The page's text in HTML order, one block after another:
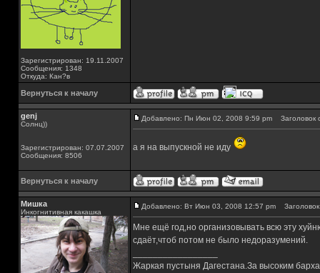
Зарегистрирован: 19.11.2007
Сообщения: 1348
Откуда: Кан?в
Вернуться к началу
genj
Солнц))
Зарегистрирован: 07.07.2007
Сообщения: 8506
Добавлено: Пн Июн 02, 2008 9:59 pm Заголовок
а я на выпускной не иду
Вернуться к началу
Мишка
Инкогнитивная какашка
Добавлено: Вт Июн 03, 2008 12:57 pm
Мне ещё год,но организовывать всю эту
сдаёт,чтоб потом не было недоразумений.
Жаркая пустыня Дагестана.За высоким